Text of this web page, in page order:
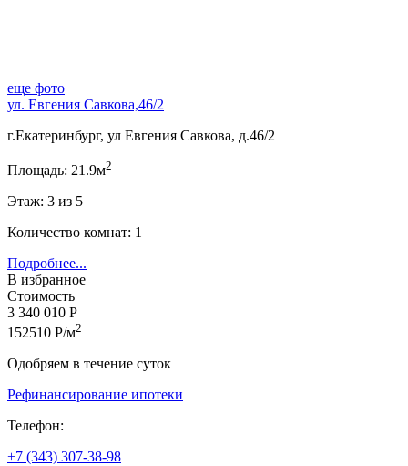
еще фото
ул. Евгения Савкова,46/2
г.Екатеринбург, ул Евгения Савкова, д.46/2
Площадь: 21.9м2
Этаж: 3 из 5
Количество комнат: 1
Подробнее...
В избранное
Стоимость
3 340 010 Р
152510 Р/м2
Одобряем в течение суток
Рефинансирование ипотеки
Телефон:
+7 (343) 307-38-98